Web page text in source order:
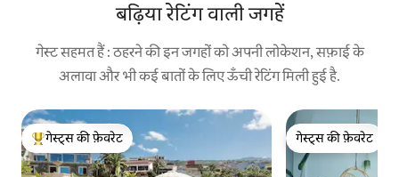
बढ़िया रेटिंग वाली जगहें
गेस्ट सहमत हैं : ठहरने की इन जगहों को अपनी लोकेशन, सफ़ाई के
अलावा और भी कई बातों के लिए ऊँची रेटिंग मिली हुई है.
गेस्ट्स का टॉप फ़ेवरेट
गेस्ट्स की फ़ेवरेट
गेस्ट्स की फ़ेवरेट
गेस्ट्स की फ़ेवरेट